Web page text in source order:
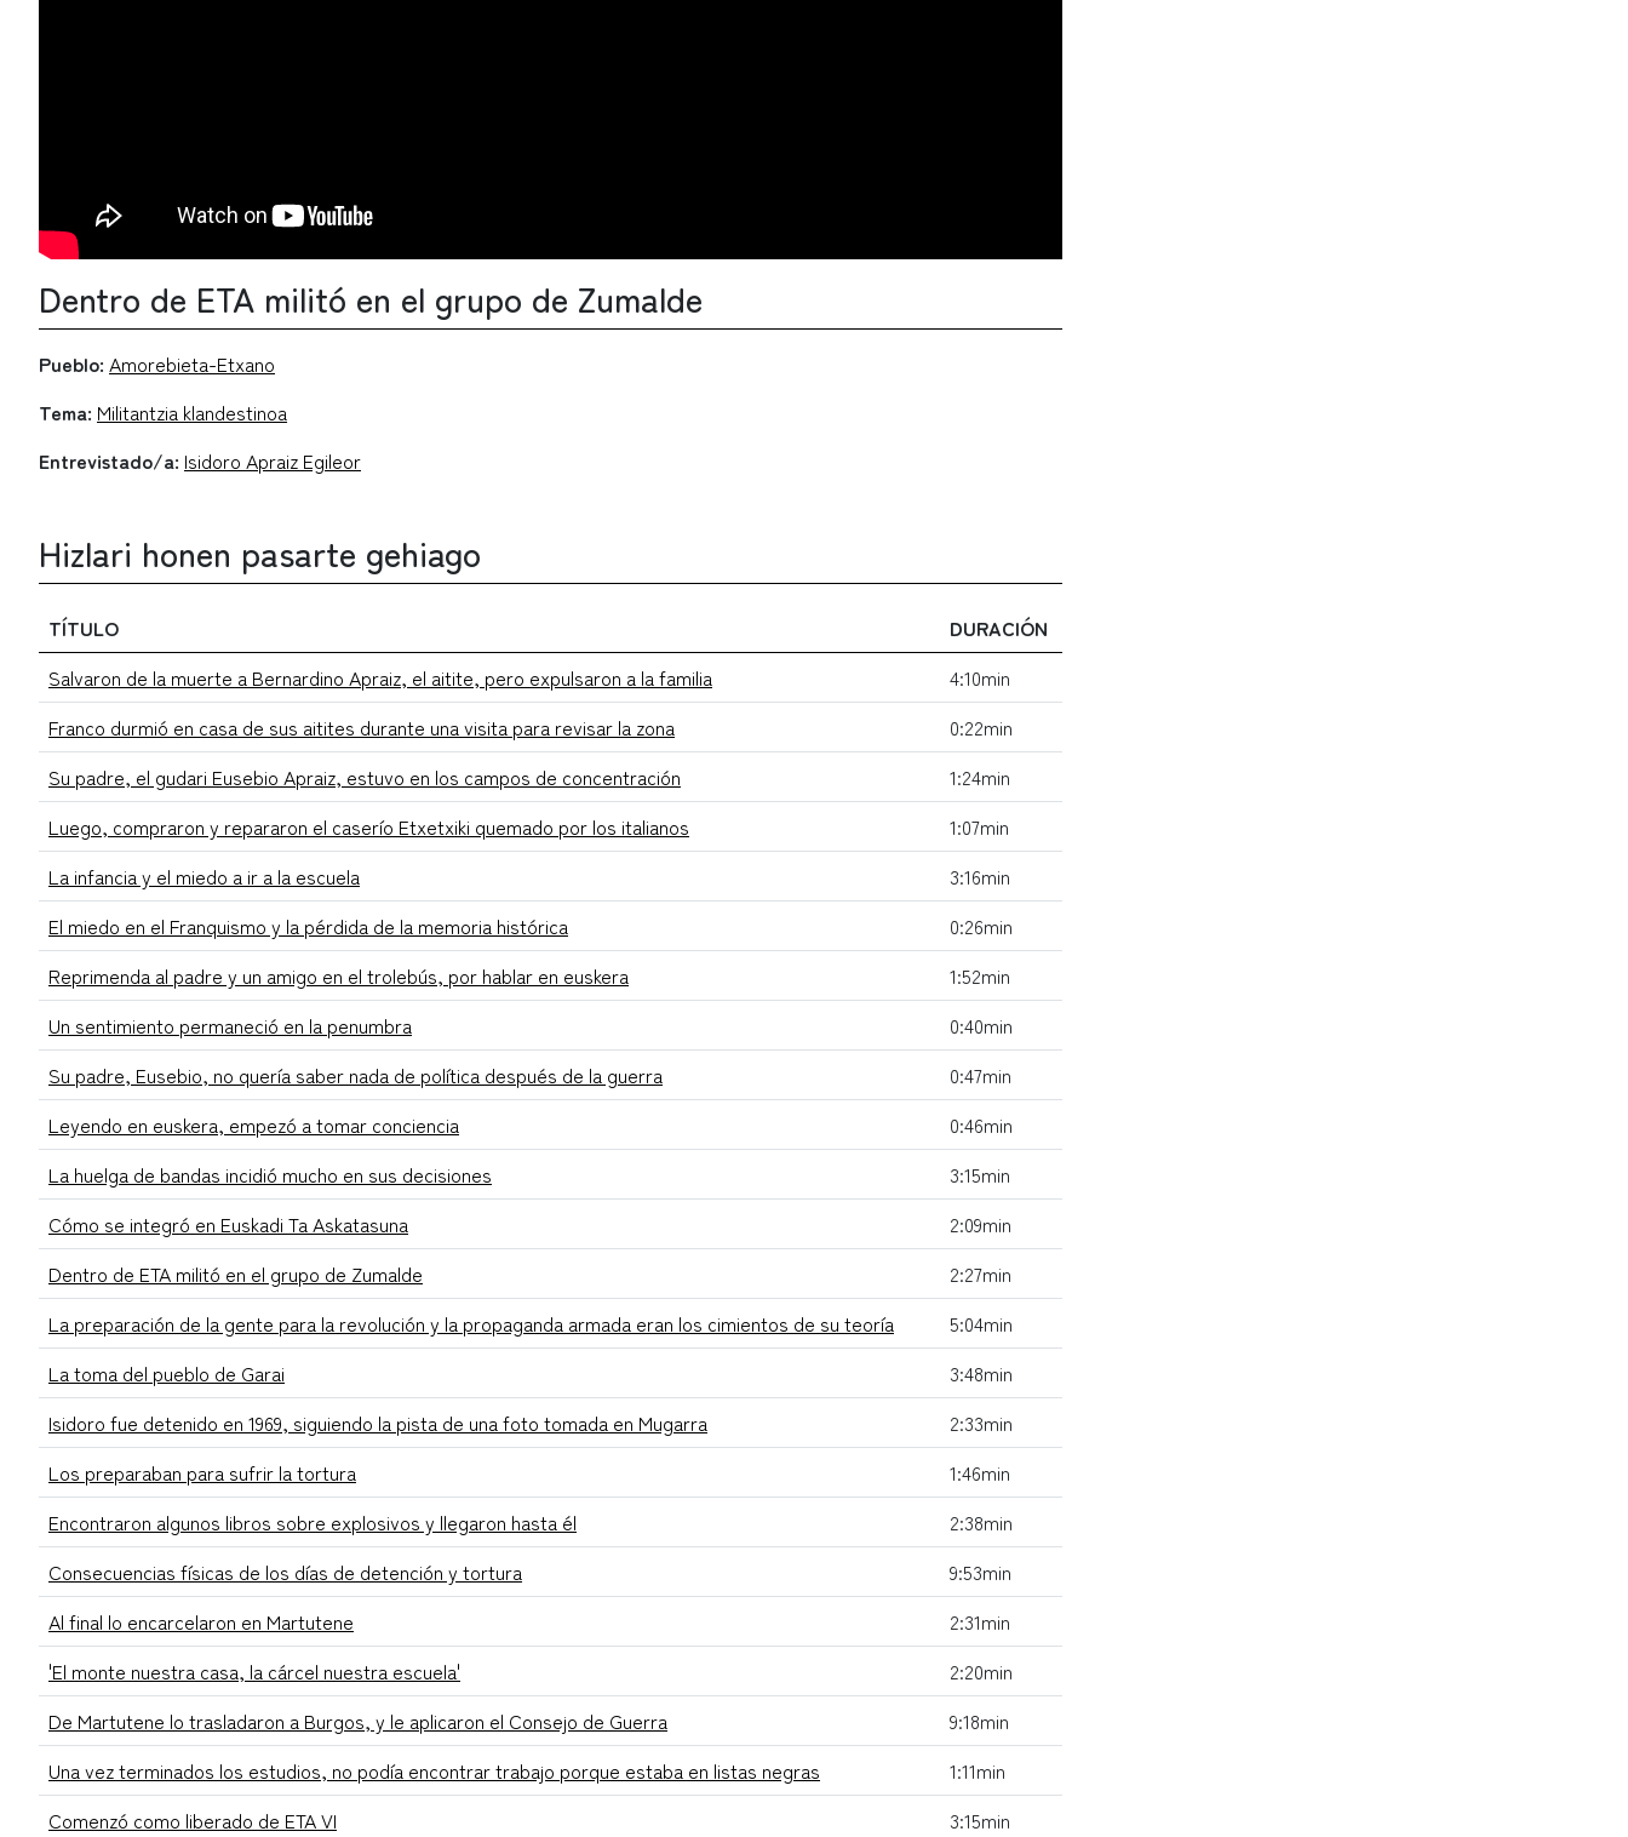
Dentro de ETA militó en el grupo de Zumalde
Pueblo: Amorebieta-Etxano
Tema: Militantzia klandestinoa
Entrevistado/a: Isidoro Apraiz Egileor
Hizlari honen pasarte gehiago
TÍTULO
DURACIÓN
Salvaron de la muerte a Bernardino Apraiz, el aitite, pero expulsaron a la familia
4:10min
Franco durmió en casa de sus aitites durante una visita para revisar la zona
0:22min
Su padre, el gudari Eusebio Apraiz, estuvo en los campos de concentración
1:24min
Luego, compraron y repararon el caserío Etxetxiki quemado por los italianos
1:07min
La infancia y el miedo a ir a la escuela
3:16min
El miedo en el Franquismo y la pérdida de la memoria histórica
0:26min
Reprimenda al padre y un amigo en el trolebús, por hablar en euskera
1:52min
Un sentimiento permaneció en la penumbra
0:40min
Su padre, Eusebio, no quería saber nada de política después de la guerra
0:47min
Leyendo en euskera, empezó a tomar conciencia
0:46min
La huelga de bandas incidió mucho en sus decisiones
3:15min
Cómo se integró en Euskadi Ta Askatasuna
2:09min
Dentro de ETA militó en el grupo de Zumalde
2:27min
La preparación de la gente para la revolución y la propaganda armada eran los cimientos de su teoría
5:04min
La toma del pueblo de Garai
3:48min
Isidoro fue detenido en 1969, siguiendo la pista de una foto tomada en Mugarra
2:33min
Los preparaban para sufrir la tortura
1:46min
Encontraron algunos libros sobre explosivos y llegaron hasta él
2:38min
Consecuencias físicas de los días de detención y tortura
9:53min
Al final lo encarcelaron en Martutene
2:31min
'El monte nuestra casa, la cárcel nuestra escuela'
2:20min
De Martutene lo trasladaron a Burgos, y le aplicaron el Consejo de Guerra
9:18min
Una vez terminados los estudios, no podía encontrar trabajo porque estaba en listas negras
1:11min
Comenzó como liberado de ETA VI
3:15min